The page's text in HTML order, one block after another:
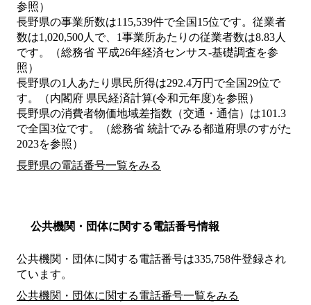
参照）
長野県の事業所数は115,539件で全国15位です。従業者
数は1,020,500人で、1事業所あたりの従業者数は8.83人
です。（総務省 平成26年経済センサス‐基礎調査を参
照）
長野県の1人あたり県民所得は292.4万円で全国29位で
す。（内閣府 県民経済計算(令和元年度)を参照）
長野県の消費者物価地域差指数（交通・通信）は101.3
で全国3位です。（総務省 統計でみる都道府県のすがた
2023を参照）
長野県の電話番号一覧をみる
公共機関・団体に関する電話番号情報
公共機関・団体に関する電話番号は335,758件登録され
ています。
公共機関・団体に関する電話番号一覧をみる